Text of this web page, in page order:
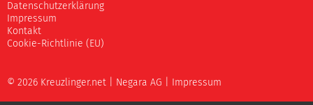
Datenschutzerklärung
Impressum
Kontakt
Cookie-Richtlinie (EU)
© 2026 Kreuzlinger.net | Negara AG Impressum